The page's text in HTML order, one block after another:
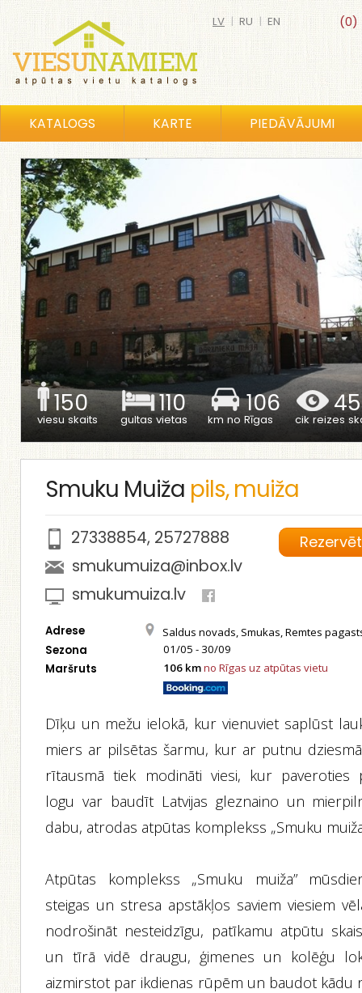
(0)
LV | RU | EN
KATALOGS KARTE PIEDĀVĀJUMI
150
viesu skaits
110
gultas vietas
106
km no Rīgas cik reizes
Smuku Muiža pils, muiža
Rezervēt
27338854, 25727888
smukumuiza@inbox.lv
smukumuiza.lv
Adrese Saldus novads, Smukas, Remtes
Sezona 01/05 - 30/09
Maršruts 106 kmno Rīgas uz atpūtas vietu
Dīķu un mežu ielokā, kur vienuviet saplūst
miers ar pilsētas šarmu, kur ar putnu
rītausmā tiek modināti viesi, kur paveroties
logu var baudīt Latvijas gleznaino un
dabu, atrodas atpūtas komplekss „Smuku
Atpūtas komplekss „Smuku muiža”
steigas un stresa apstākļos saviem viesiem
nodrošināt nesteidzīgu, patīkamu atpūtu
un tīrā vidē draugu, ģimenes un kolēģu
aizmirstot par ikdienas rūpēm un baudot kādu